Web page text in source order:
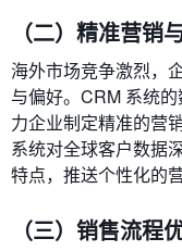
（二）精准营销
海外市场竞争激烈，
与偏好。CRM 系统
力企业制定精准的营
系统对全球客户数据
特点，推送个性化的
（三）销售流程